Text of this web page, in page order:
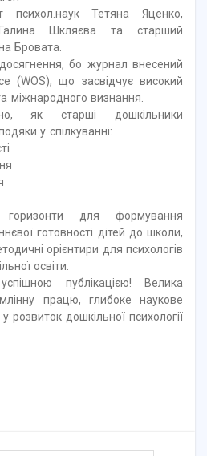
психол.наук Тетяна Яценко,
Шкляєва та старший
Бровата.
бо журнал внесений
(WOS), що засвідчує високий
міжнародного визнання.
як старші дошкільники
у спілкуванні:
для формування
готовності дітей до школи,
орієнтири для психологів
освіти.
публікацією! Велика
працю, глибоке наукове
розвиток дошкільної психології